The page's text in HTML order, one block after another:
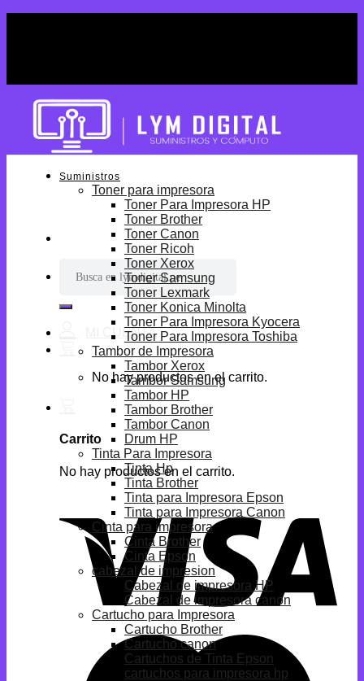
por:
No hay productos en el carrito.
Carrito
No hay productos en el carrito.
Suministros
Toner para impresora
Toner Para Impresora HP
Toner Brother
Toner Canon
Toner Ricoh
Toner Xerox
Toner Samsung
Toner Lexmark
Toner Konica Minolta
Toner Para Impresora Kyocera
Toner Para Impresora Toshiba
Tambor de Impresora
Tambor Xerox
Tambor Samsung
Tambor HP
Tambor Brother
Tambor Canon
Drum HP
Tinta Para Impresora
Tinta Hp
Tinta Brother
Tinta para Impresora Epson
Tinta para Impresora Canon
Cinta para impresora
Cinta Brother
Cinta Epson
cabezal de impresion
Cabezal de impresora HP
Cabezal de impresora canon
Cartucho para Impresora
Cartucho Brother
Cartucho canon
Cartuchos de Tinta Epson
cartuchos para impresora hp